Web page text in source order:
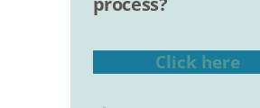
Click here